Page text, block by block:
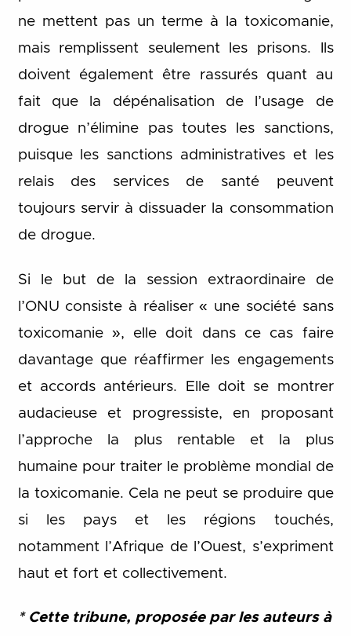
ne mettent pas un terme à la toxicomanie,
mais remplissent seulement les prisons. Ils
doivent également être rassurés quant au
fait que la dépénalisation de l’usage de
drogue n’élimine pas toutes les sanctions,
puisque les sanctions administratives et les
relais des services de santé peuvent
toujours servir à dissuader la consommation
de drogue.
Si le but de la session extraordinaire de
l’ONU consiste à réaliser « une société sans
toxicomanie », elle doit dans ce cas faire
davantage que réaffirmer les engagements
et accords antérieurs. Elle doit se montrer
audacieuse et progressiste, en proposant
l’approche la plus rentable et la plus
humaine pour traiter le problème mondial de
la toxicomanie. Cela ne peut se produire que
si les pays et les régions touchés,
notamment l’Afrique de l’Ouest, s’expriment
haut et fort et collectivement.
* Cette tribune, proposée par les auteurs à